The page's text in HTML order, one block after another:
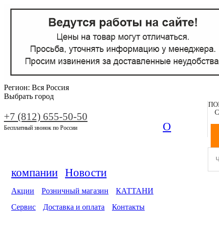
Регион: Вся Россия
Выбрать город
+7 (812) 655-50-50
Бесплатный звонок по России О
компании Новости
Акции Розничный магазин
КАТТАНИ
Сервис
Доставка и оплата Контакты